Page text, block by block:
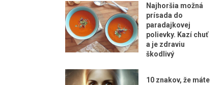
Najhoršia možná
prísada do
paradajkovej
polievky. Kazí chuť
a je zdraviu
škodlivý
10 znakov, že máte